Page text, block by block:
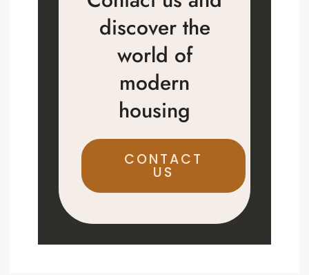
discover the
world of
modern
housing
CONTACT
US